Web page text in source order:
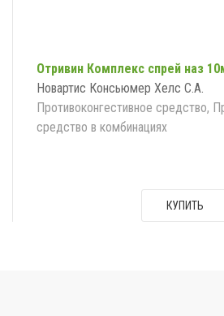
Отривин Комплекс спрей наз
Новартис Консьюмер Хелс С.А.
Противоконгестивное средство,
средство в комбинациях
КУПИТЬ